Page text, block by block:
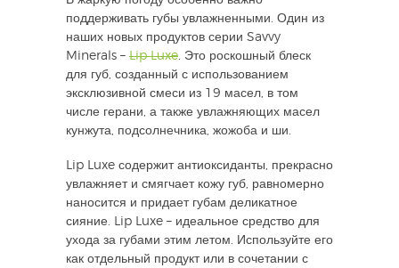
поддерживать губы увлажненными. Один из
наших новых продуктов серии Savvy
Minerals – Lip Luxe. Это роскошный блеск
для губ, созданный с использованием
эксклюзивной смеси из 19 масел, в том
числе герани, а также увлажняющих масел
кунжута, подсолнечника, жожоба и ши.
Lip Luxe содержит антиоксиданты, прекрасно
увлажняет и смягчает кожу губ, равномерно
наносится и придает губам деликатное
сияние. Lip Luxe – идеальное средство для
ухода за губами этим летом. Используйте его
как отдельный продукт или в сочетании с